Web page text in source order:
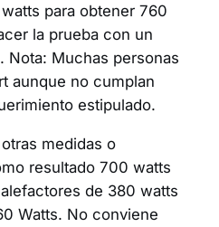
para obtener 760
la prueba con un
Nota: Muchas personas
aunque no cumplan
estipulado.
medidas o
resultado 700 watts
de 380 watts
Watts. No conviene